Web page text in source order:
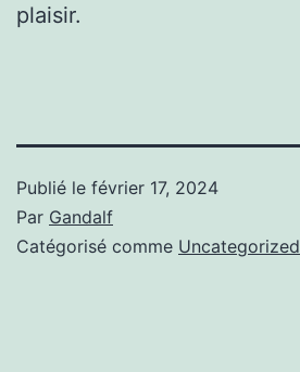
plaisir.
Publié le février 17, 2024
Par Gandalf
Catégorisé comme Uncategorized